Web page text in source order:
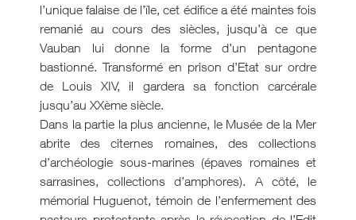
l’unique falaise de l’île, cet édifice a été maintes fois
remanié au cours des siècles, jusqu’à ce que
Vauban lui donne la forme d’un pentagone
bastionné. Transformé en prison d’Etat sur ordre
de Louis XIV, il gardera sa fonction carcérale
jusqu’au XXème siècle.
Dans la partie la plus ancienne, le Musée de la Mer
abrite des citernes romaines, des collections
d’archéologie sous-marines (épaves romaines et
sarrasines, collections d’amphores). A côté, le
mémorial Huguenot, témoin de l’enfermement des